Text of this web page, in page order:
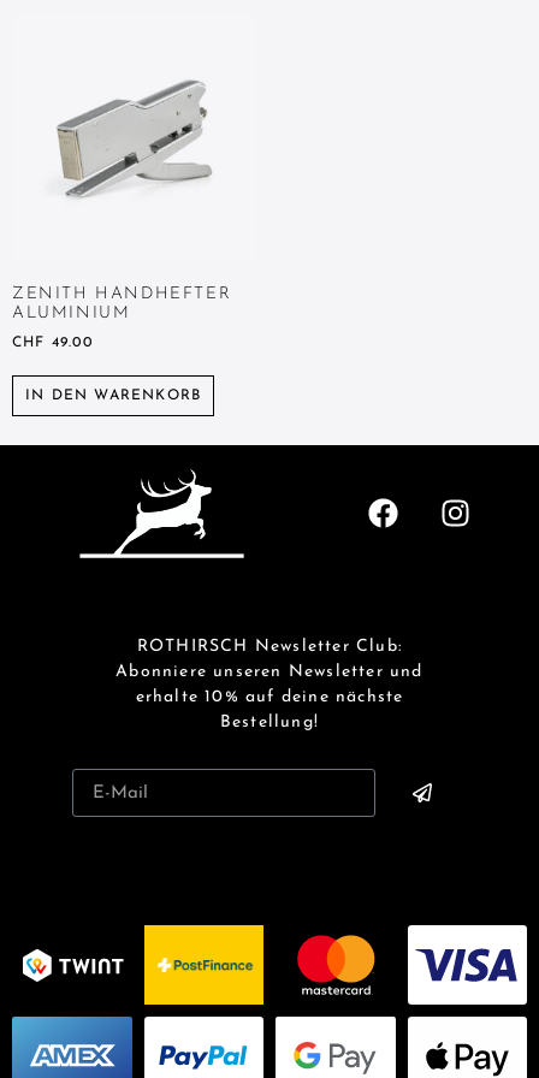
ZENITH HANDHEFTER
ALUMINIUM
CHF 49.00
IN DEN WARENKORB
ROTHIRSCH Newsletter Club:
Abonniere unseren Newsletter und
erhalte 10% auf deine nächste
Bestellung!